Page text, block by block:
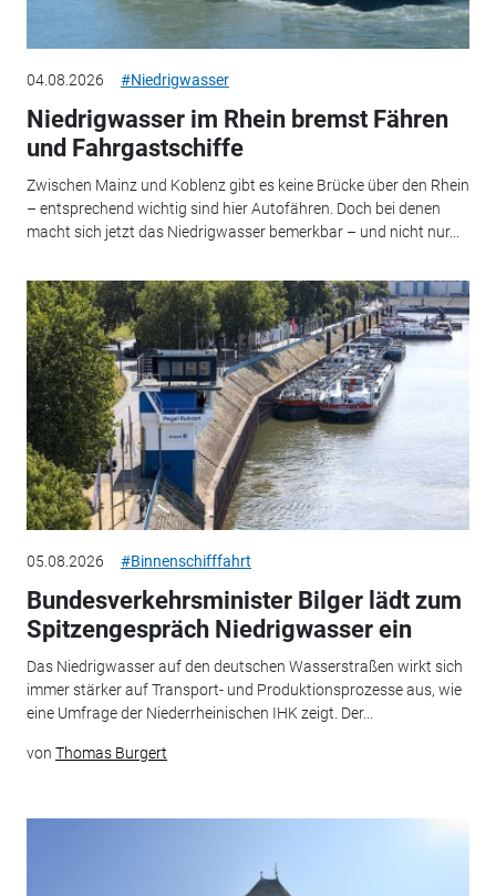
04.08.2026 #Niedrigwasser
Niedrigwasser im Rhein bremst Fähren
und Fahrgastschiffe
Zwischen Mainz und Koblenz gibt es keine Brücke über den Rhein
– entsprechend wichtig sind hier Autofähren. Doch bei denen
macht sich jetzt das Niedrigwasser bemerkbar – und nicht nur...
05.08.2026 #Binnenschifffahrt
Bundesverkehrsminister Bilger lädt zum
Spitzengespräch Niedrigwasser ein
Das Niedrigwasser auf den deutschen Wasserstraßen wirkt sich
immer stärker auf Transport- und Produktionsprozesse aus, wie
eine Umfrage der Niederrheinischen IHK zeigt. Der...
von Thomas Burgert